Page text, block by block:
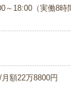
～18:00（実働8
額22万8800円